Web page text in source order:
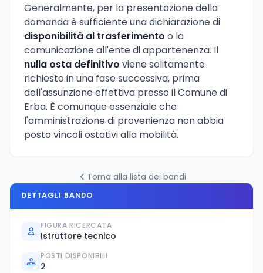
Generalmente, per la presentazione della
domanda è sufficiente una dichiarazione di
disponibilità al trasferimento o la
comunicazione all'ente di appartenenza. Il
nulla osta definitivo viene solitamente
richiesto in una fase successiva, prima
dell'assunzione effettiva presso il Comune di
Erba. È comunque essenziale che
l'amministrazione di provenienza non abbia
posto vincoli ostativi alla mobilità.
Torna alla lista dei bandi
DETTAGLI BANDO
FIGURA RICERCATA
Istruttore tecnico
POSTI DISPONIBILI
2